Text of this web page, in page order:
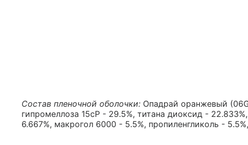
Состав пленочной оболочки: Опадрай оранжевый
гипромеллоза 15cP - 29.5%, титана диоксид -
6.667%, макрогол 6000 - 5.5%, пропиленгликоль -